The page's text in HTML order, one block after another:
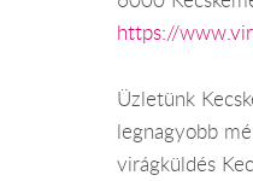
https://
Üzletünk
legnagyobb
virágküldés